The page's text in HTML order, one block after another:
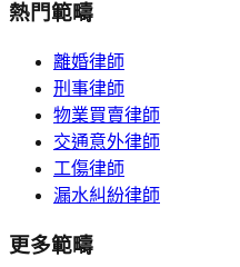
熱門範疇
離婚律師
刑事律師
物業買賣律師
交通意外律師
工傷律師
漏水糾紛律師
更多範疇